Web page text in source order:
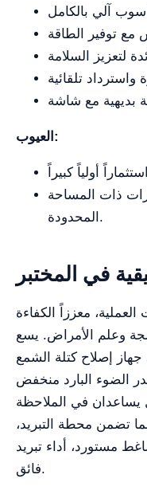
العيوب:
ذات المساحة
المحدودة.
في المختبر
معززاً الكفاءة
وعلم الأمراض. يسع
إصلاح كتلة الشمع
الضوء البارد منخفض
يساعدان في الملاحظة
تضمن محطة التبريد،
مستورد، أداء تبريد
فائق.